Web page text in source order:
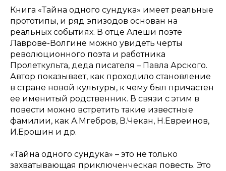
Книга «Тайна одного сундука» имеет реальные
прототипы, и ряд эпизодов основан на
реальных событиях. В отце Алеши поэте
Лаврове-Волгине можно увидеть черты
революционного поэта и работника
Пролеткульта, деда писателя – Павла Арского.
Автор показывает, как проходило становление
в стране новой культуры, к чему был причастен
ее именитый родственник. В связи с этим в
повести можно встретить такие известные
фамилии, как А.Мгебров, В.Чекан, Н.Евреинов,
И.Ерошин и др.
«Тайна одного сундука» – это не только
захватывающая приключенческая повесть. Это